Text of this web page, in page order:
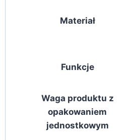
Materiał
Funkcje
Waga produktu z
opakowaniem
jednostkowym